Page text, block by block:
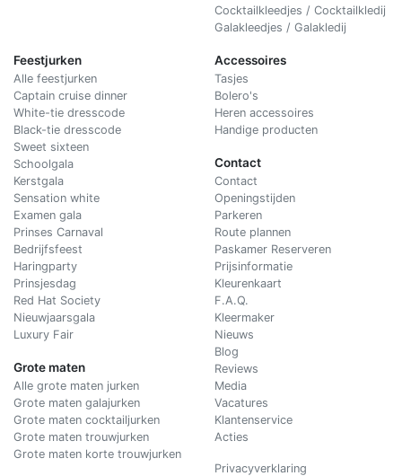
Cocktailkleedjes / Cocktailkledij
Galakleedjes / Galakledij
Feestjurken
Alle feestjurken
Captain cruise dinner
White-tie dresscode
Black-tie dresscode
Sweet sixteen
Schoolgala
Kerstgala
Sensation white
Examen gala
Prinses Carnaval
Bedrijfsfeest
Haringparty
Prinsjesdag
Red Hat Society
Nieuwjaarsgala
Luxury Fair
Grote maten
Alle grote maten jurken
Grote maten galajurken
Grote maten cocktailjurken
Grote maten trouwjurken
Grote maten korte trouwjurken
Accessoires
Tasjes
Bolero's
Heren accessoires
Handige producten
Contact
Contact
Openingstijden
Parkeren
Route plannen
Paskamer Reserveren
Prijsinformatie
Kleurenkaart
F.A.Q.
Kleermaker
Nieuws
Blog
Reviews
Media
Vacatures
Klantenservice
Acties
Privacyverklaring